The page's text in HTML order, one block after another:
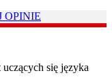
OPINIE
się języka